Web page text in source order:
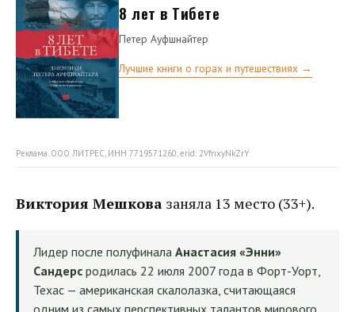
8 лет в Тибете
Петер Ауфшнайтер
Лучшие книги о горах и путешествиях →
Реклама. ООО ЛИТРЕС, ИНН 7719571260, erid: 2VfnxyNkZrY
Виктория Мешкова заняла 13 место (33+).
Лидер после полуфинала Анастасия «Энни»
Сандерс родилась 22 июля 2007 года в Форт-Уорт,
Техас — американская скалолазка, считающаяся